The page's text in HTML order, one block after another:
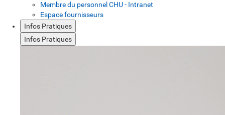
Membre du personnel CHU - Intranet
Espace fournisseurs
Infos Pratiques
Infos Pratiques